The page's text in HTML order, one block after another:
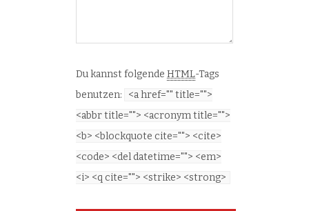
Du kannst folgende HTML-Tags
benutzen:
<a href="" title="">
<abbr title=""> <acronym title="">
<b> <blockquote cite=""> <cite>
<code> <del datetime=""> <em>
<i> <q cite=""> <strike> <strong>